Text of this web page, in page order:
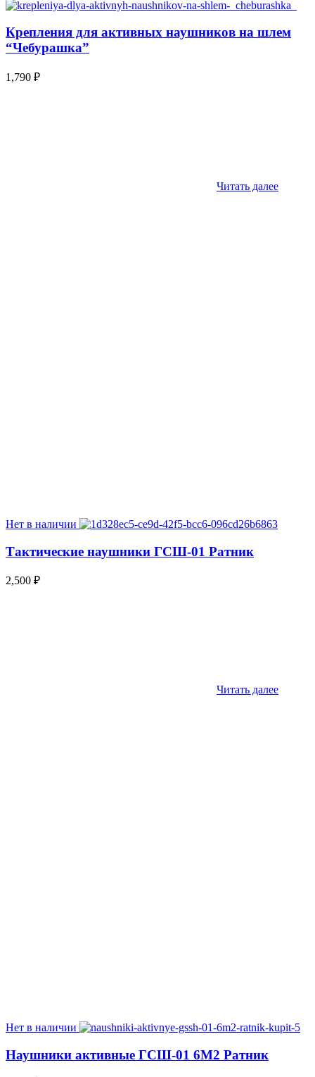
Крепления для активных наушников на шлем
“Чебурашка”
1,790 ₽
Читать далее
Нет в наличии
Тактические наушники ГСШ-01 Ратник
2,500 ₽
Читать далее
Нет в наличии
Наушники активные ГСШ-01 6М2 Ратник